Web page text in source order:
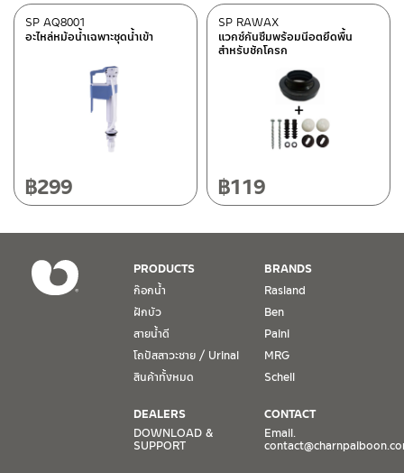
อะไหล่หม้อน้ำเฉพาะชุดน้ำเข้า
SP AQ8001
฿299
แวกซ์กันซึมพร้อมนีอตยึดพื้น
สำหรับชักโครก
SP RAWAX
฿119
PRODUCTS
ก๊อกน้ำ
ฝักบัว
สายน้ำดี
โถปัสสาวะชาย / Urinal
สินค้าทั้งหมด
BRANDS
Rasland
Ben
Paini
MRG
Schell
DEALERS
DOWNLOAD &
SUPPORT
CONTACT
Email.